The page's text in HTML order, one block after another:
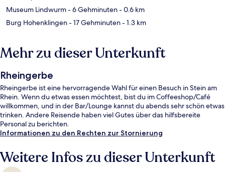
Museum Lindwurm- 6 Gehminuten- 0.6 km
Burg Hohenklingen- 17 Gehminuten- 1.3 km
Mehr zu dieser Unterkunft
Rheingerbe
Rheingerbe ist eine hervorragende Wahl für einen Besuch in Stein am
Rhein. Wenn du etwas essen möchtest, bist du im Coffeeshop/Café
willkommen, und in der Bar/Lounge kannst du abends sehr schön etwas
trinken. Andere Reisende haben viel Gutes über das hilfsbereite
Personal zu berichten.
Informationen zu den Rechten zur Stornierung
Weitere Infos zu dieser Unterkunft